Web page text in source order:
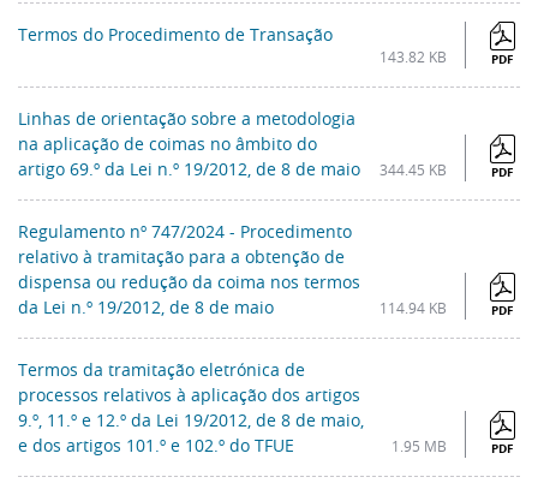
Termos do Procedimento de Transação
143.82 KB PDF
Linhas de orientação sobre a metodologia
na aplicação de coimas no âmbito do
artigo 69.º da Lei n.º 19/2012, de 8 de maio
344.45 KB PDF
Regulamento nº 747/2024 - Procedimento
relativo à tramitação para a obtenção de
dispensa ou redução da coima nos termos
da Lei n.º 19/2012, de 8 de maio
114.94 KB PDF
Termos da tramitação eletrónica de
processos relativos à aplicação dos artigos
9.º, 11.º e 12.º da Lei 19/2012, de 8 de maio,
e dos artigos 101.º e 102.º do TFUE
1.95 MB PDF